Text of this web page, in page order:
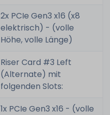
2x PCIe Gen3 x16 (x8
elektrisch) - (volle
Höhe, volle Länge)
Riser Card #3 Left
(Alternate) mit
folgenden Slots:
1x PCIe Gen3 x16 - (volle